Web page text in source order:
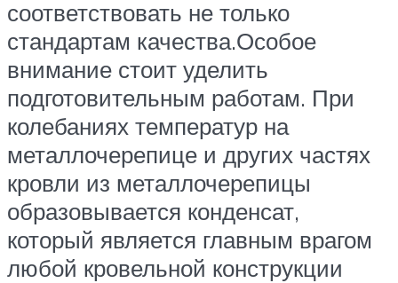
соответствовать не только
стандартам качества.Особое
внимание стоит уделить
подготовительным работам. При
колебаниях температур на
металлочерепице и других частях
кровли из металлочерепицы
образовывается конденсат,
который является главным врагом
любой кровельной конструкции